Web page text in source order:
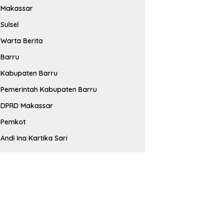
Makassar
Sulsel
Warta Berita
Barru
Kabupaten Barru
Pemerintah Kabupaten Barru
DPRD Makassar
Pemkot
Andi Ina Kartika Sari